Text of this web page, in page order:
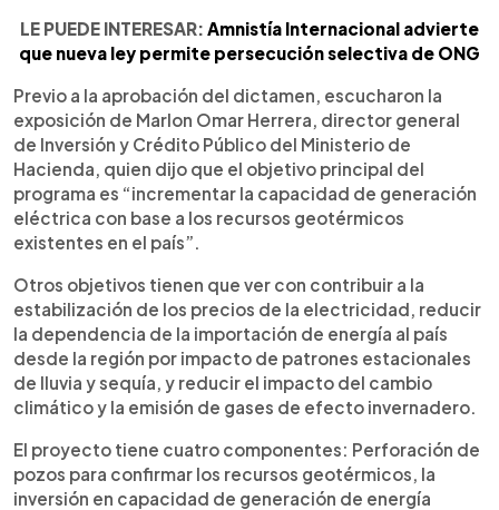
LE PUEDE INTERESAR: Amnistía Internacional advierte
que nueva ley permite persecución selectiva de ONG
Previo a la aprobación del dictamen, escucharon la
exposición de Marlon Omar Herrera, director general
de Inversión y Crédito Público del Ministerio de
Hacienda, quien dijo que el objetivo principal del
programa es “incrementar la capacidad de generación
eléctrica con base a los recursos geotérmicos
existentes en el país”.
Otros objetivos tienen que ver con contribuir a la
estabilización de los precios de la electricidad, reducir
la dependencia de la importación de energía al país
desde la región por impacto de patrones estacionales
de lluvia y sequía, y reducir el impacto del cambio
climático y la emisión de gases de efecto invernadero.
El proyecto tiene cuatro componentes: Perforación de
pozos para confirmar los recursos geotérmicos, la
inversión en capacidad de generación de energía